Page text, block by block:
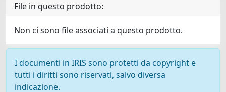
File in questo prodotto:
Non ci sono file associati a questo prodotto.
I documenti in IRIS sono protetti da copyright e
tutti i diritti sono riservati, salvo diversa
indicazione.